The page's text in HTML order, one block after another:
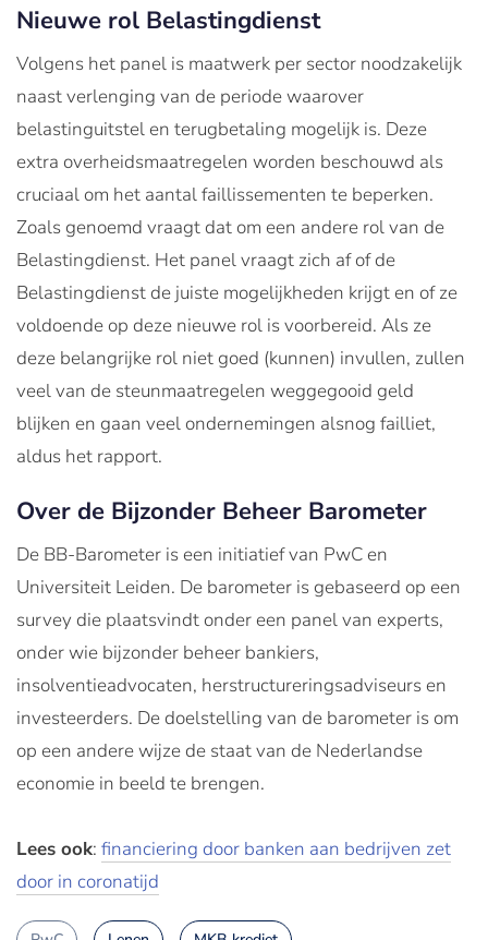
Nieuwe rol Belastingdienst
Volgens het panel is maatwerk per sector noodzakelijk
naast verlenging van de periode waarover
belastinguitstel en terugbetaling mogelijk is. Deze
extra overheidsmaatregelen worden beschouwd als
cruciaal om het aantal faillissementen te beperken.
Zoals genoemd vraagt dat om een andere rol van de
Belastingdienst. Het panel vraagt zich af of de
Belastingdienst de juiste mogelijkheden krijgt en of ze
voldoende op deze nieuwe rol is voorbereid. Als ze
deze belangrijke rol niet goed (kunnen) invullen, zullen
veel van de steunmaatregelen weggegooid geld
blijken en gaan veel ondernemingen alsnog failliet,
aldus het rapport.
Over de Bijzonder Beheer Barometer
De BB-Barometer is een initiatief van PwC en
Universiteit Leiden. De barometer is gebaseerd op een
survey die plaatsvindt onder een panel van experts,
onder wie bijzonder beheer bankiers,
insolventieadvocaten, herstructureringsadviseurs en
investeerders. De doelstelling van de barometer is om
op een andere wijze de staat van de Nederlandse
economie in beeld te brengen.
Lees ook: financiering door banken aan bedrijven zet
door in coronatijd